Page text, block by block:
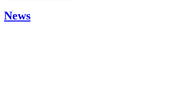
News